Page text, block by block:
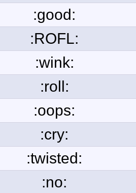
:good:
:ROFL:
:wink:
:roll:
:oops:
:cry:
:twisted:
:no: